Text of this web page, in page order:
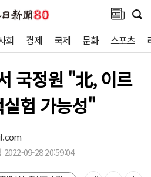
회 경제 국제 문화 스포츠
국정원 "北, 이르
험 가능성"
2022-09-28 20:59:04